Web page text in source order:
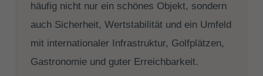
häufig nicht nur ein schönes Objekt, sondern
auch Sicherheit, Wertstabilität und ein Umfeld
mit internationaler Infrastruktur, Golfplätzen,
Gastronomie und guter Erreichbarkeit.